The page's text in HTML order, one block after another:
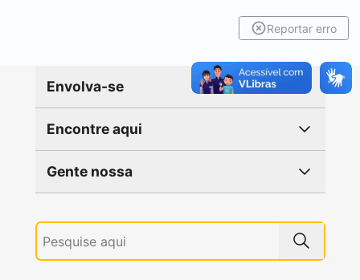
Reportar erro
Envolva-se
Encontre aqui
Gente nossa